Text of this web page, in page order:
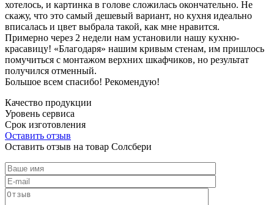
хотелось, и картинка в голове сложилась окончательно. Не
скажу, что это самый дешевый вариант, но кухня идеально
вписалась и цвет выбрала такой, как мне нравится.
Примерно через 2 недели нам установили нашу кухню-
красавицу! «Благодаря» нашим кривым стенам, им пришлось
помучиться с монтажом верхних шкафчиков, но результат
получился отменный.
Большое всем спасибо! Рекомендую!
Качество продукции
Уровень сервиса
Срок изготовления
Оставить отзыв
Оставить отзыв на товар Солсбери